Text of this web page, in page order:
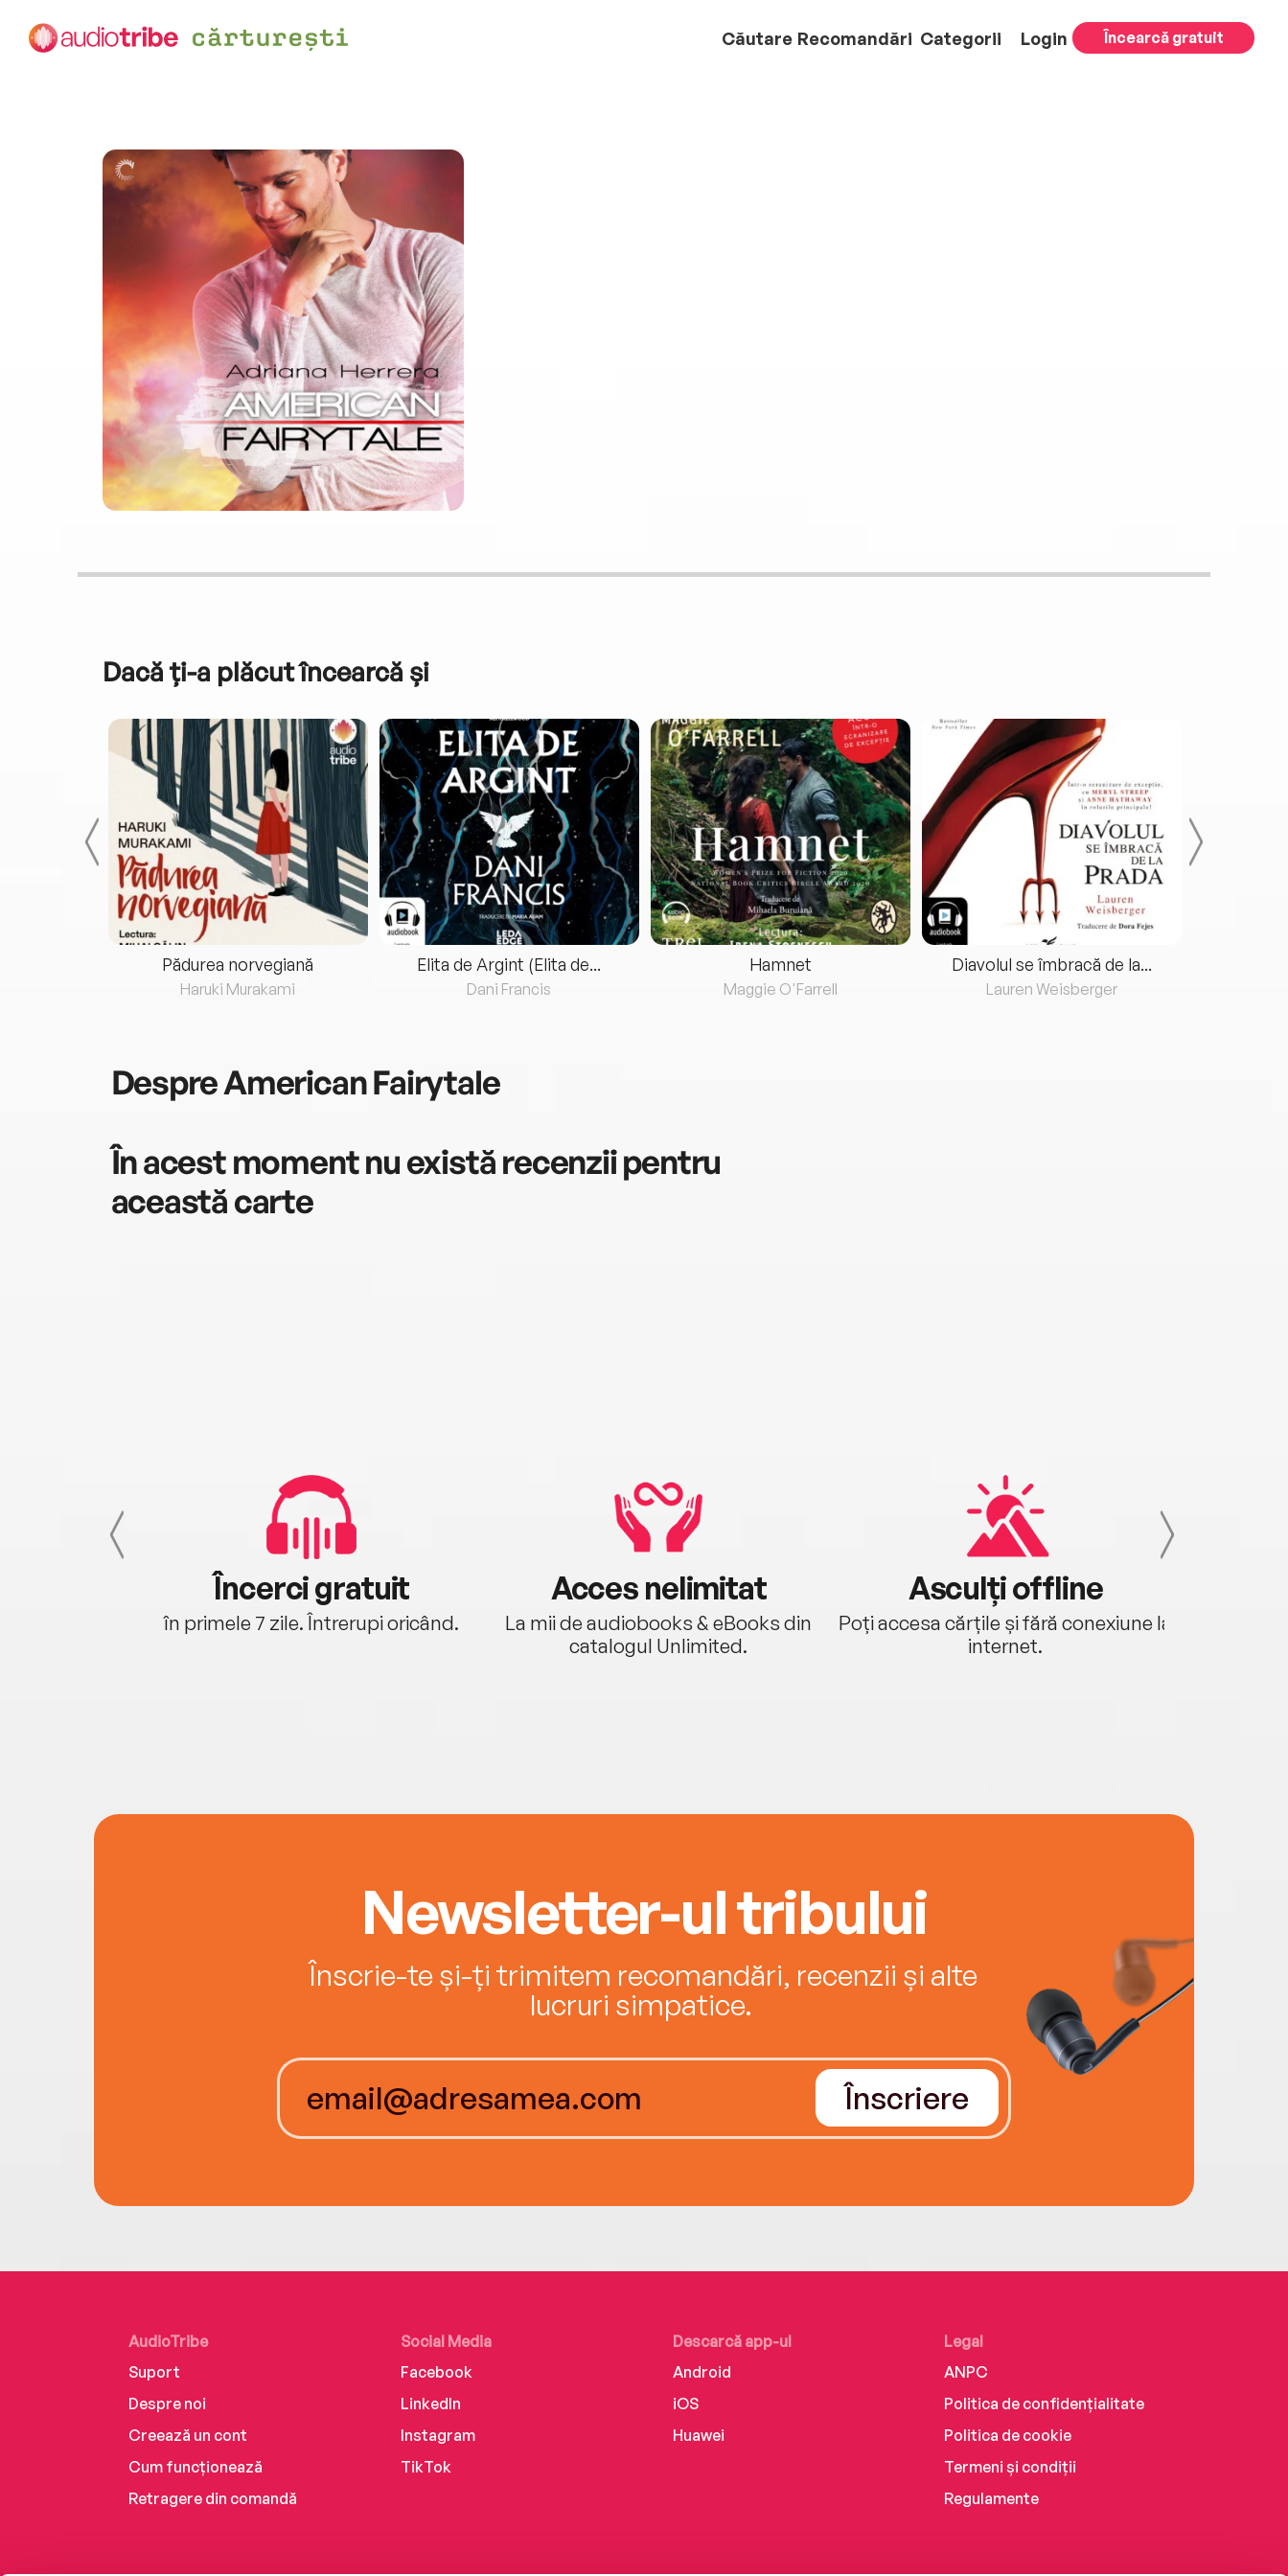
Căutare Recomandări Categorii Login Încearcă gratuit
Dacă ți-a plăcut încearcă și
Pădurea norvegiană
Haruki Murakami
Elita de Argint (Elita de...
Dani Francis
Hamnet
Maggie O'Farrell
Diavolul se îmbracă de la...
Lauren Weisberger
DespreAmerican Fairytale
În acest moment nu există recenzii pentru
această carte
Încerci gratuit
în primele 7 zile. Întrerupi oricând.
Acces nelimitat
La mii de audiobooks & eBooks din
catalogul Unlimited.
Asculți offline
Poți accesa cărțile și fără conexiune la
internet.
Newsletter-ul tribului
Înscrie-te și-ți trimitem recomandări, recenzii și alte
lucruri simpatice.
Înscriere
AudioTribe
Suport
Despre noi
Creează un cont
Cum funcționează
Retragere din comandă
Social Media
Facebook
LinkedIn
Instagram
TikTok
Descarcă app-ul
Android
iOS
Huawei
Legal
ANPC
Politica de confidențialitate
Politica de cookie
Termeni și condiții
Regulamente